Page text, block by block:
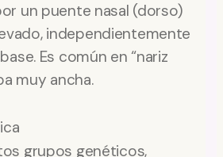
un puente nasal (dorso)
independientemente
Es común en “nariz
muy ancha.
grupos genéticos,